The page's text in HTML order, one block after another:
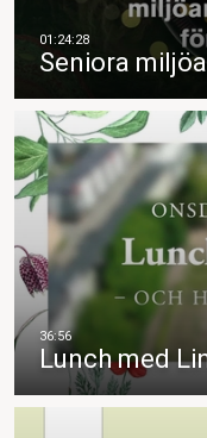
Seniora
Lunch med